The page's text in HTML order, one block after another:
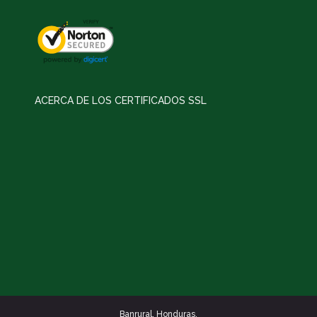
ACERCA DE LOS CERTIFICADOS SSL
Banrural. Honduras.